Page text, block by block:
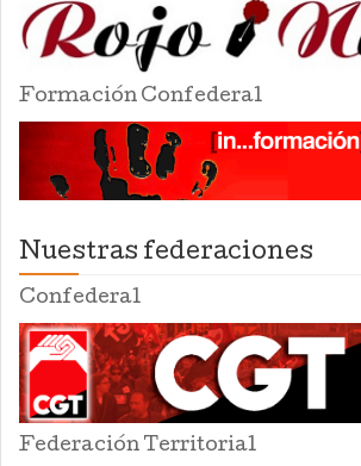
Formación Confederal
Nuestras federaciones
Confederal
Federación Territorial